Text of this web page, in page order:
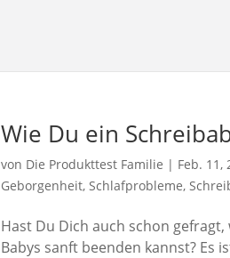
Wie Du ein
von Die Produkttest Familie | Feb. 11,
Geborgenheit,Schlafprobleme,
Hast Du Dich auch schon
Babys sanft beenden kannst? Es